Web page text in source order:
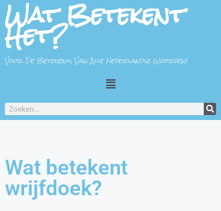
Wat Betekent
Het?
Voor De Betekenis Van Alle Nederlandse Woorden!
Wat betekent
wrijfdoek?